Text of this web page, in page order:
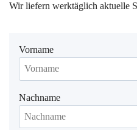
Wir liefern werktäglich aktuelle
Vorname
Nachname